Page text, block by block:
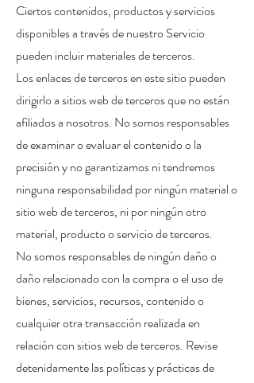
Ciertos contenidos, productos y servicios
disponibles a través de nuestro Servicio
pueden incluir materiales de terceros.
Los enlaces de terceros en este sitio pueden
dirigirlo a sitios web de terceros que no están
afiliados a nosotros. No somos responsables
de examinar o evaluar el contenido o la
precisión y no garantizamos ni tendremos
ninguna responsabilidad por ningún material o
sitio web de terceros, ni por ningún otro
material, producto o servicio de terceros.
No somos responsables de ningún daño o
daño relacionado con la compra o el uso de
bienes, servicios, recursos, contenido o
cualquier otra transacción realizada en
relación con sitios web de terceros. Revise
detenidamente las políticas y prácticas de